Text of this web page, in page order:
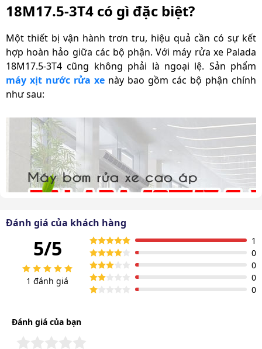
18M17.5-3T4 có gì đặc biệt?
Một thiết bị vận hành trơn tru, hiệu quả cần có sự kết
hợp hoàn hảo giữa các bộ phận. Với máy rửa xe Palada
18M17.5-3T4 cũng không phải là ngoại lệ. Sản phẩm
máy xịt nước rửa xe này bao gồm các bộ phận chính
như sau:
Đánh giá của khách hàng
5/5
1 đánh giá
1
0
0
0
0
Đánh giá của bạn